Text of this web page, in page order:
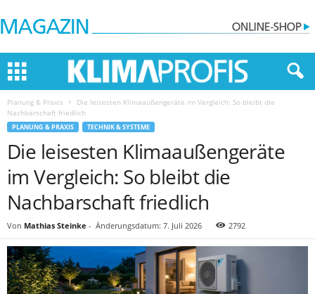
Planung & Praxis
Die leisesten Klimaaußengeräte im Vergleich: So bleibt die
Nachbarschaft friedlich
PLANUNG & PRAXIS TECHNIK & SYSTEME
Die leisesten Klimaaußengeräte
im Vergleich: So bleibt die
Nachbarschaft friedlich
Von Mathias Steinke - Änderungsdatum: 7. Juli 2026 2792